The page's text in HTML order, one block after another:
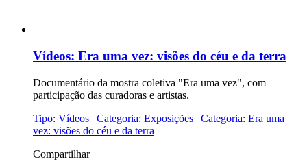
Vídeos: Era uma vez: visões do céu e da terra
Documentário da mostra coletiva "Era uma vez", com
participação das curadoras e artistas.
Tipo: Vídeos | Categoria: Exposições | Categoria: Era uma
vez: visões do céu e da terra
Compartilhar